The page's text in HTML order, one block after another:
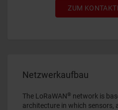
ZUM
Netzwerkaufbau
The LoRaWAN® network is
architecture in which sensors,